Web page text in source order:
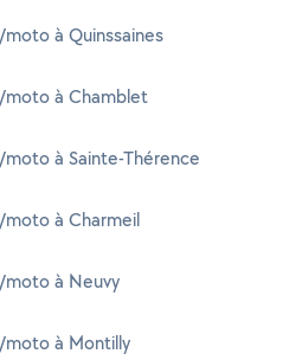
à Quinssaines
à Chamblet
à Sainte-Thérence
à Charmeil
à Neuvy
à Montilly